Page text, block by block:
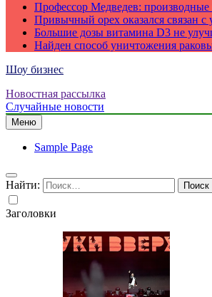
Профессор Медведев: производные
Привычный орех оказался связан с
Большие дозы витамина D3 не
Найден способ уничтожения
Шоу бизнес
Новостная рассылка
Случайные новости
Меню
Sample Page
Найти:
Заголовки